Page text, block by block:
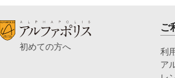
初めての方へ
ご
利
ア